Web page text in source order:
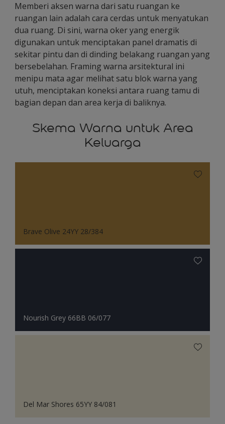
Memberi aksen warna dari satu ruangan ke
ruangan lain adalah cara cerdas untuk menyatukan
dua ruang. Di sini, warna oker yang energik
digunakan untuk menciptakan panel dramatis di
sekitar pintu dan di dinding belakang ruangan yang
bersebelahan. Framing warna arsitektural ini
menipu mata agar melihat satu blok warna yang
utuh, menciptakan koneksi antara ruang tamu di
bagian depan dan area kerja di baliknya.
Skema Warna untuk Area
Keluarga
Brave Olive 24YY 28/384
Nourish Grey 66BB 06/077
Del Mar Shores 65YY 84/081